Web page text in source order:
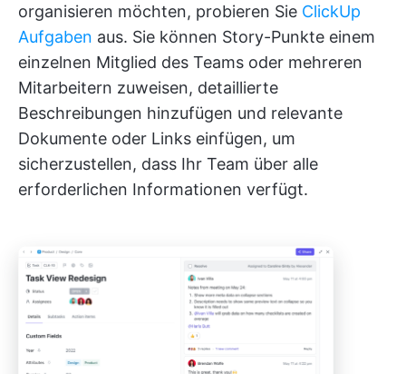
organisieren möchten, probieren Sie ClickUp
Aufgaben aus. Sie können Story-Punkte einem
einzelnen Mitglied des Teams oder mehreren
Mitarbeitern zuweisen, detaillierte
Beschreibungen hinzufügen und relevante
Dokumente oder Links einfügen, um
sicherzustellen, dass Ihr Team über alle
erforderlichen Informationen verfügt.